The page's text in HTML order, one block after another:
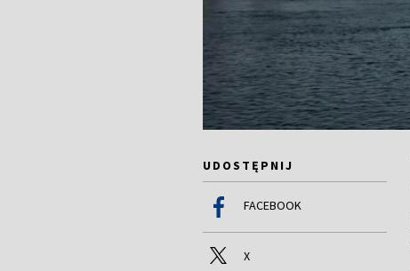
UDOSTĘPNIJ
FACEBOOK
X